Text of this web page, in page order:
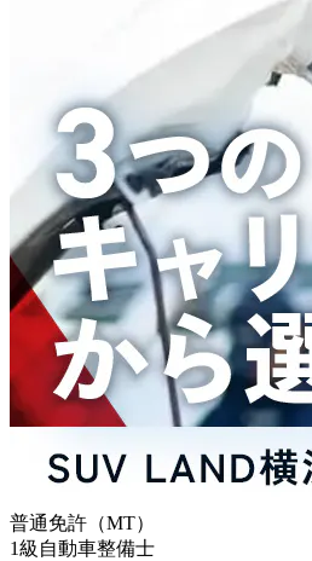
普通免許（MT）
1級自動車整備士